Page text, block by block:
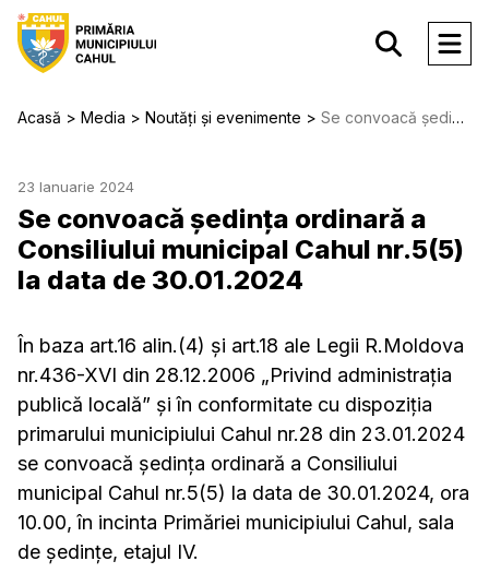
Acasă Media Noutăți și evenimente Se convoacă şedinţa ordinară a Consiliului municipal Cahul nr.5(5) la data de 30.01.2024
23 Ianuarie 2024
Se convoacă şedinţa ordinară a
Consiliului municipal Cahul nr.5(5)
la data de 30.01.2024
În baza art.16 alin.(4) şi art.18 ale Legii R.Moldova
nr.436-XVI din 28.12.2006 „Privind administraţia
publică locală” şi în conformitate cu dispoziţia
primarului municipiului Cahul nr.28 din 23.01.2024
se convoacă şedinţa ordinară a Consiliului
municipal Cahul nr.5(5) la data de 30.01.2024, ora
10.00, în incinta Primăriei municipiului Cahul, sala
de şedinţe, etajul IV.